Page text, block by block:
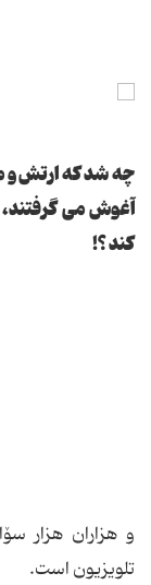
چه شد که ارتش و
آغوش می
کند ؟!
و هزاران هزار
تلویزیون است.